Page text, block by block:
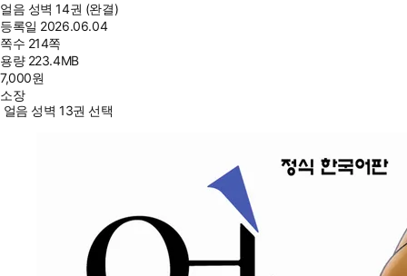
얼음 성벽 14권 (완결)
등록일 2026.06.04
쪽수 214쪽
용량 223.4MB
7,000원
소장
얼음 성벽 13권 선택